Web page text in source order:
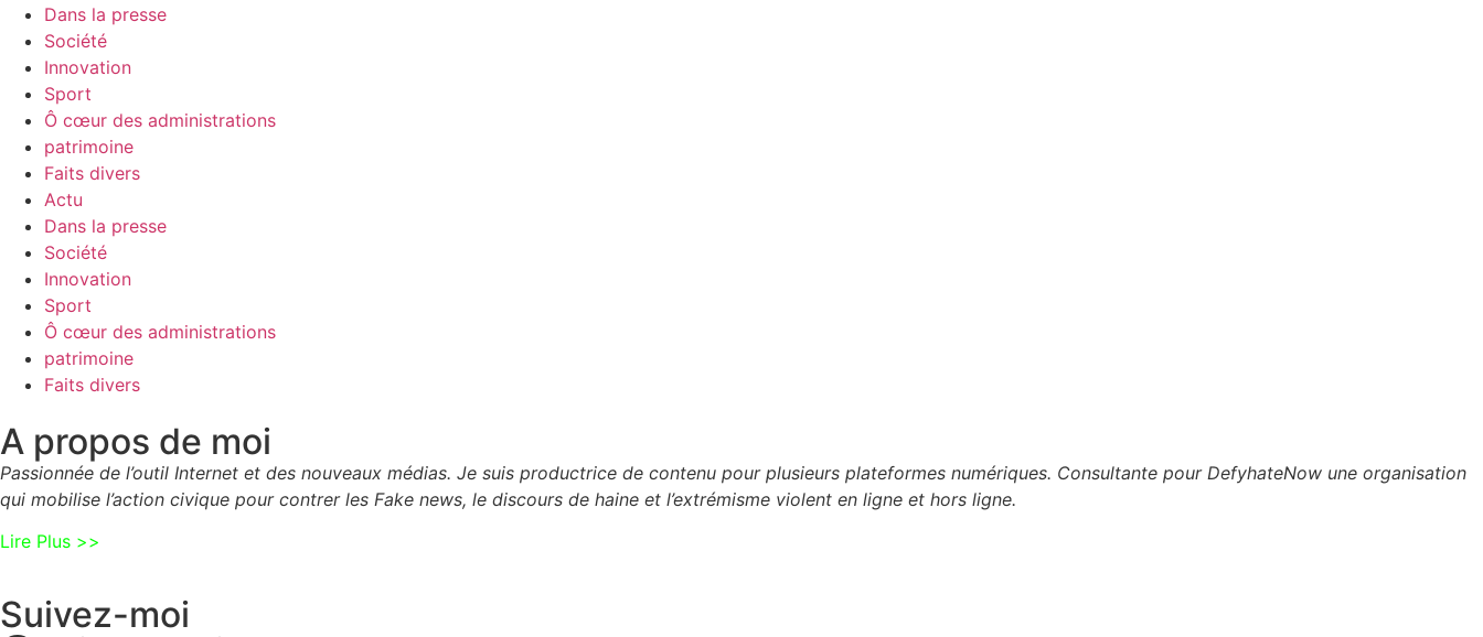
Dans la presse
Société
Innovation
Sport
Ô cœur des administrations
patrimoine
Faits divers
Actu
Dans la presse
Société
Innovation
Sport
Ô cœur des administrations
patrimoine
Faits divers
A propos de moi
Passionnée de l’outil Internet et des nouveaux médias. Je suis productrice de contenu pour plusieurs plateformes numériques. Consultante pour DefyhateNow une organisation
qui mobilise l’action civique pour contrer les Fake news, le discours de haine et l’extrémisme violent en ligne et hors ligne.
Lire Plus >>
Suivez-moi